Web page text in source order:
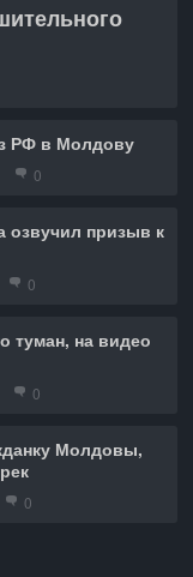
РФ в Молдову
0
озвучил призыв к
0
туман, на видео
0
Молдовы,
0